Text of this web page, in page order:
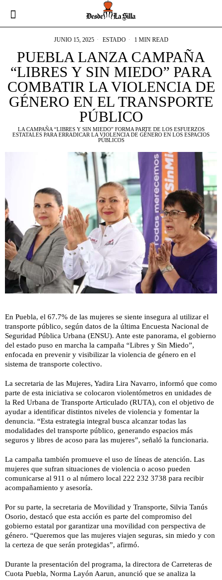
JUNIO 15, 2025 ESTADO 1 MIN READ
PUEBLA LANZA CAMPAÑA
“LIBRES Y SIN MIEDO” PARA
COMBATIR LA VIOLENCIA DE
GÉNERO EN EL TRANSPORTE
PÚBLICO
LA CAMPAÑA “LIBRES Y SIN MIEDO” FORMA PARTE DE LOS ESFUERZOS
ESTATALES PARA ERRADICAR LA VIOLENCIA DE GÉNERO EN LOS ESPACIOS
PÚBLICOS
En Puebla, el 67.7% de las mujeres se siente insegura al utilizar el
transporte público, según datos de la última Encuesta Nacional de
Seguridad Pública Urbana (ENSU). Ante este panorama, el gobierno
del estado puso en marcha la campaña “Libres y Sin Miedo”,
enfocada en prevenir y visibilizar la violencia de género en el
sistema de transporte colectivo.
La secretaria de las Mujeres, Yadira Lira Navarro, informó que como
parte de esta iniciativa se colocaron violentómetros en unidades de
la Red Urbana de Transporte Articulado (RUTA), con el objetivo de
ayudar a identificar distintos niveles de violencia y fomentar la
denuncia. “Esta estrategia integral busca alcanzar todas las
modalidades del transporte público, generando espacios más
seguros y libres de acoso para las mujeres”, señaló la funcionaria.
La campaña también promueve el uso de líneas de atención. Las
mujeres que sufran situaciones de violencia o acoso pueden
comunicarse al 911 o al número local 222 232 3738 para recibir
acompañamiento y asesoría.
Por su parte, la secretaria de Movilidad y Transporte, Silvia Tanús
Osorio, destacó que esta acción es parte del compromiso del
gobierno estatal por garantizar una movilidad con perspectiva de
género. “Queremos que las mujeres viajen seguras, sin miedo y con
la certeza de que serán protegidas”, afirmó.
Durante la presentación del programa, la directora de Carreteras de
Cuota Puebla, Norma Layón Aarun, anunció que se analiza la